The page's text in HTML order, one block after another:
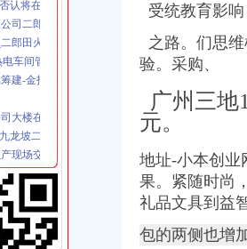
郎田火锅加盟_电话_加盟费多少钱-
车间管理及工作部署会-四川古蔺郎酒销
建-金投银行频道-金投网
大楼在二郎哪个地方？_重庆汽车论坛_
龙坡二郎开业-法律频道-华龙网
现场交流与技术分析会_郎酒集团_新浪博
工作室
庆典_活动策划公司
业平台发布会在沪举行_中国经济网——
|步步高清洁公司】_产品资讯_一呼百应
重庆58同城
,重庆九龙坡二郎开荒保洁公司-城际分
受统教育影
之路。们思
验。采购、
广州三地
元。
地址-小本创业
果。紧随时尚
礼品文具到益
包的两侧也增